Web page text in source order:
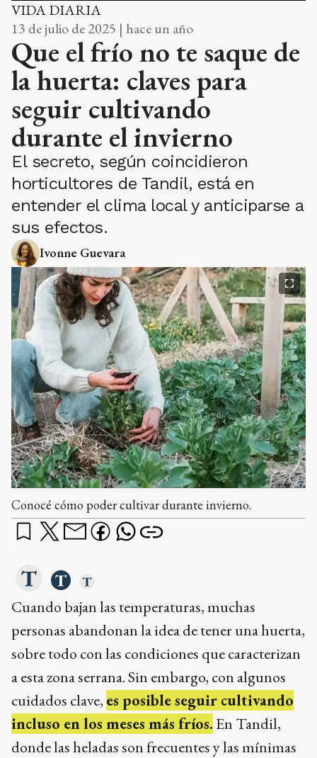
VIDA DIARIA
13 de julio de 2025 | hace un año
Que el frío no te saque de
la huerta: claves para
seguir cultivando
durante el invierno
El secreto, según coincidieron
horticultores de Tandil, está en
entender el clima local y anticiparse a
sus efectos.
Ivonne Guevara
Conocé cómo poder cultivar durante invierno.
Cuando bajan las temperaturas, muchas
personas abandonan la idea de tener una huerta,
sobre todo con las condiciones que caracterizan
a esta zona serrana. Sin embargo, con algunos
cuidados clave, es posible seguir cultivando
incluso en los meses más fríos.En Tandil,
donde las heladas son frecuentes y las mínimas